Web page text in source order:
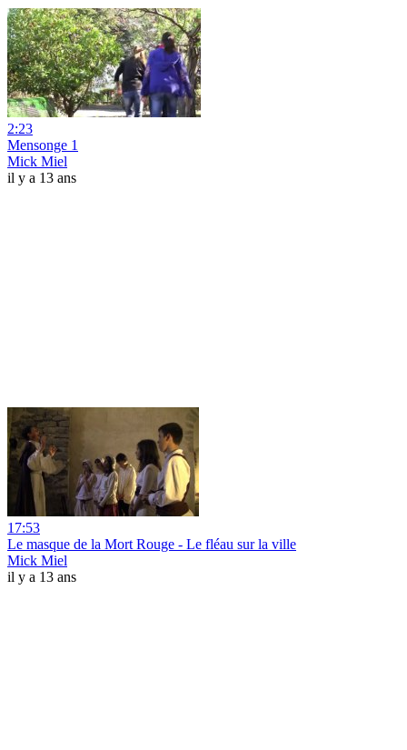
2:23
Mensonge 1
Mick Miel
il y a 13 ans
17:53
Le masque de la Mort Rouge - Le fléau sur la ville
Mick Miel
il y a 13 ans